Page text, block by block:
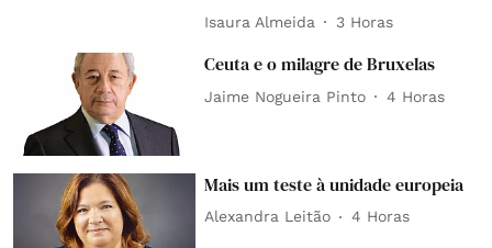
Isaura Almeida 3 Horas
Ceuta e o milagre de Bruxelas
Jaime Nogueira Pinto 4 Horas
Mais um teste à unidade europeia
Alexandra Leitão 4 Horas